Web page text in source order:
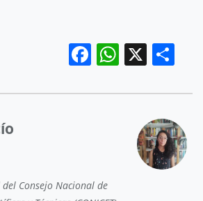
Facebook
X
Consejo Nacional de